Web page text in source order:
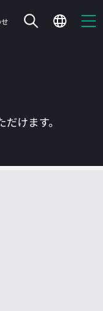
けます。